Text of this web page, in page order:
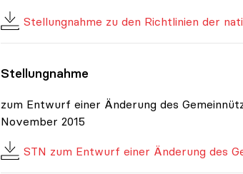
Stellungnahme zu den Richtlinien der
Stellungnahme
zum Entwurf einer Änderung des
November 2015
STN zum Entwurf einer Änderung des